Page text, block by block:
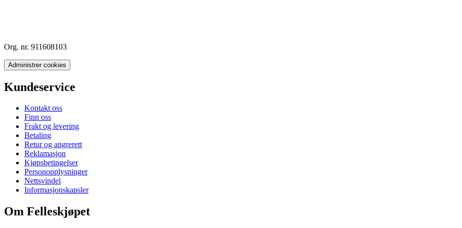
Org. nr. 911608103
Administrer cookies
Kundeservice
Kontakt oss
Finn oss
Frakt og levering
Betaling
Retur og angrerett
Reklamasjon
Kjøpsbetingelser
Personopplysninger
Nettsvindel
Informasjonskapsler
Om Felleskjøpet